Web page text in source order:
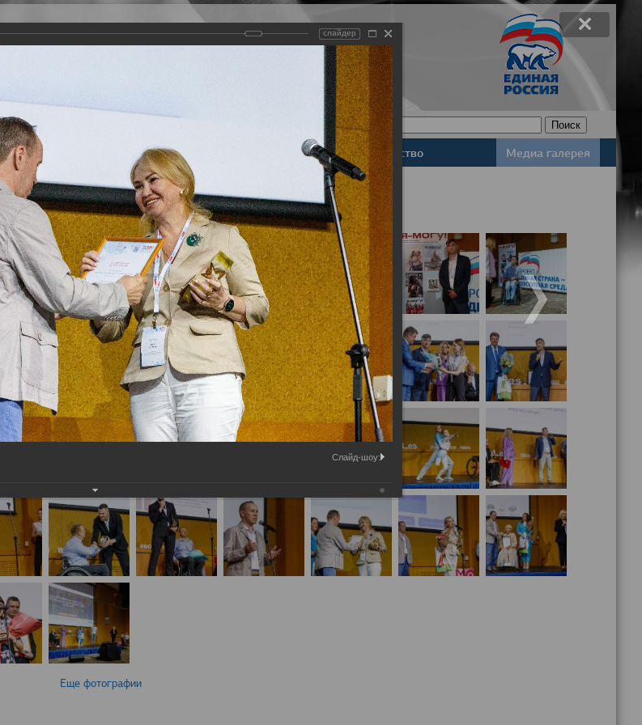
для слабовидящих
Деятельность Базы данных Законодательство Медиа галерея
Еще фотографии
слайдер
Слайд-шоу: